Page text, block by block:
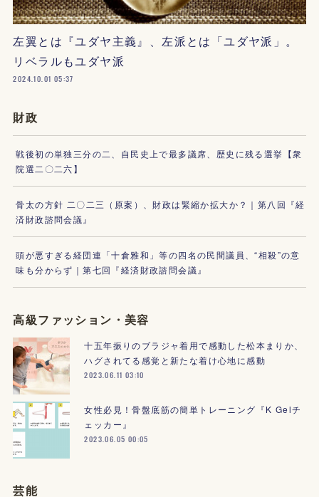
左翼とは『ユダヤ主義』、左派とは「ユダヤ派」。
リベラルもユダヤ派
2024.10.01 05:37
財政
戦後初の単独三分の二、自民史上で最多議席、歴史に残る選挙【衆
院選二〇二六】
骨太の方針 二〇二三（原案）、財政は緊縮か拡大か？｜第八回『経
済財政諮問会議』
頭が悪すぎる経団連「十倉雅和」等の四名の民間議員、“相殺”の意
味も分からず｜第七回『経済財政諮問会議』
高級ファッション・美容
十五年振りのブラジャ着用で感動した松本まりか、
ハグされてる感覚と新たな着け心地に感動
2023.06.11 03:10
女性必見！骨盤底筋の簡単トレーニング『K Gelチ
ェッカー』
2023.06.05 00:05
芸能